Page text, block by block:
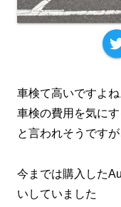
車検て高いですよね
車検の費用を気に
と言われそうですが
今までは購入した
いしていました